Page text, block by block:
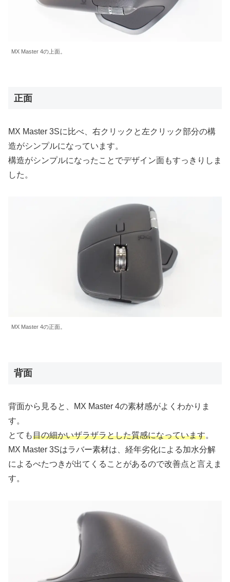
MX Master 4の上面。
正面
MX Master 3Sに比べ、右クリックと左クリック部分の構
造がシンプルになっています。
構造がシンプルになったことでデザイン面もすっきりしま
した。
MX Master 4の正面。
背面
背面から見ると、MX Master 4の素材感がよくわかりま
す。
とても目の細かいザラザラとした質感になっています。
MX Master 3Sはラバー素材は、経年劣化による加水分解
によるべたつきが出てくることがあるので改善点と言えま
す。